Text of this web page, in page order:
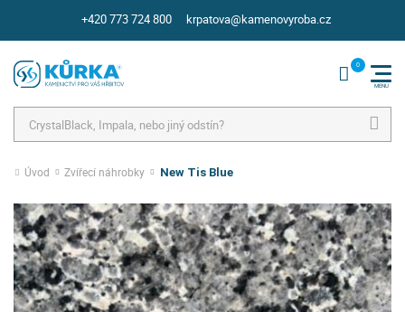
+420 773 724 800 krpatova@kamenovyroba.cz
Úvod Zvířecí náhrobky New Tis Blue